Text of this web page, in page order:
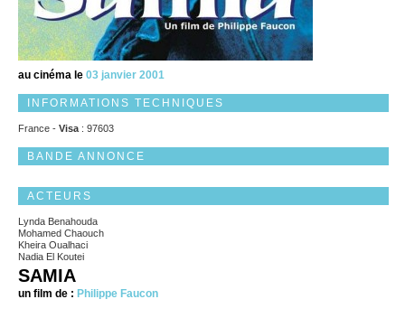
au cinéma le 03 janvier 2001
INFORMATIONS TECHNIQUES
France - Visa : 97603
BANDE ANNONCE
ACTEURS
Lynda Benahouda
Mohamed Chaouch
Kheira Oualhaci
Nadia El Koutei
SAMIA
un film de : Philippe Faucon